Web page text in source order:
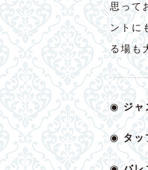
思って
ントに
る場も
◉ ジャ
◉ タッ